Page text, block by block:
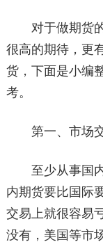
对于做期货的
很高的期待，更
货，下面是小编
考。
第一、市场交
至少从事国内
内期货要比国际
交易上就很容易
没有，美国等市